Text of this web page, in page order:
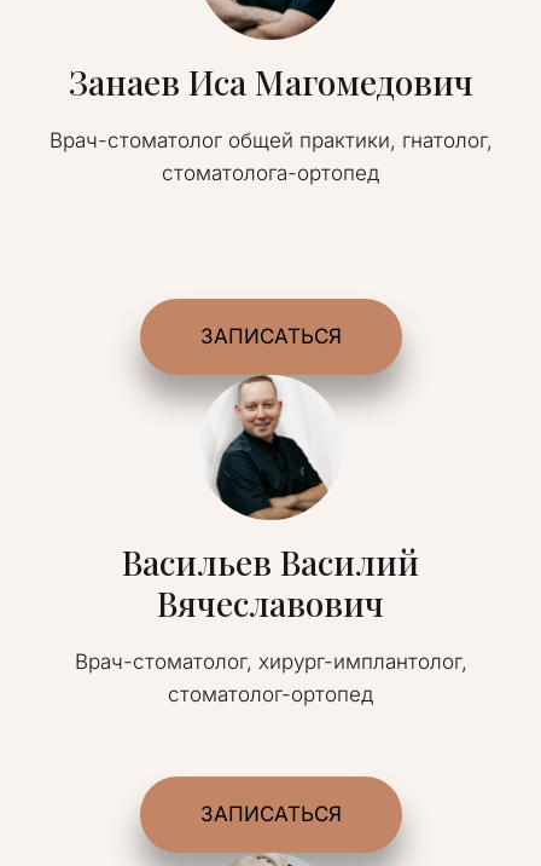
Занаев Иса Магомедович
Врач-стоматолог общей практики, гнатолог,
стоматолога-ортопед
ЗАПИСАТЬСЯ
Васильев Василий
Вячеславович
Врач-стоматолог, хирург-имплантолог,
стоматолог-ортопед
ЗАПИСАТЬСЯ